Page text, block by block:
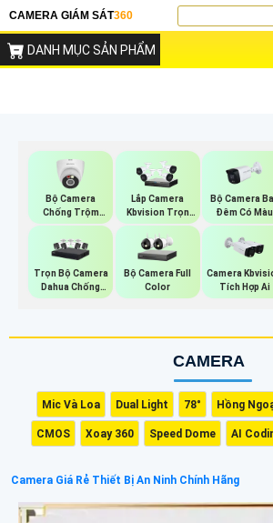
CAMERA GIÁM SÁT360
DANH MỤC SẢN PHẨM
Bộ Camera
Chống Trộm
Kbvision
Lắp Camera
Kbvision Trọn
Gói
Bộ Camera
Đêm Có Màu
Kbvision
Trọn Bộ Camera
Dahua Chống
Trộm
Bộ Camera Full
Color
Camera
Tích Hợp Ai
CAMERA
Mic Và Loa Dual Light 78° Hồng
CMOS Xoay 360 Speed Dome AI
Camera Giá Rẻ Thiết Bị An Ninh Chính Hãng